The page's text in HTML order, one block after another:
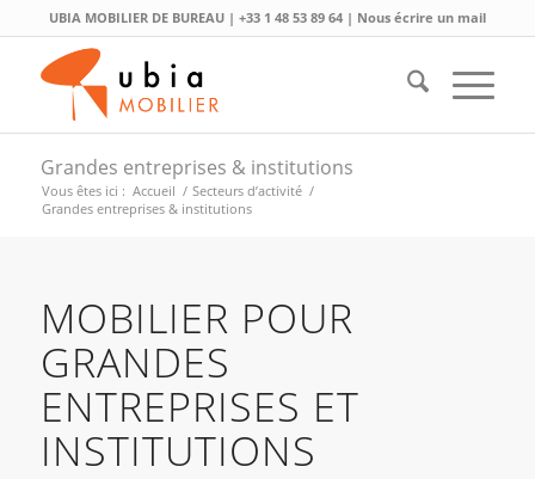
UBIA MOBILIER DE BUREAU | +33 1 48 53 89 64| Nous écrire un mail
Grandes entreprises & institutions
Vous êtes ici : Accueil / Secteurs d’activité /
Grandes entreprises & institutions
MOBILIER POUR
GRANDES
ENTREPRISES ET
INSTITUTIONS